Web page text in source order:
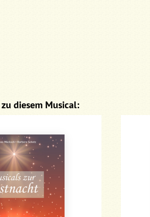
diesem Musical: